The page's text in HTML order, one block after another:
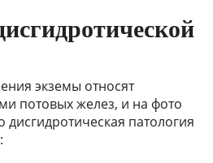
экземы относят
потовых желез, и на фото
дисгидротическая патология